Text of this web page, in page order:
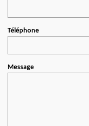
Téléphone
Message